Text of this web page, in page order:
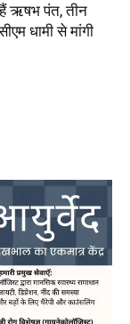
हैं ऋषभ पंत, तीन
धामी से मांगी